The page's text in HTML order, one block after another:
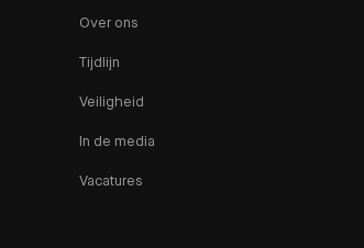
Over ons
Tijdlijn
Veiligheid
In de media
Vacatures